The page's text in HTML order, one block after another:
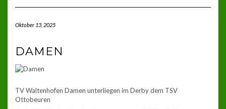
Oktober 13, 2025
DAMEN
TV Waltenhofen Damen unterliegen im Derby dem TSV
Ottobeuren